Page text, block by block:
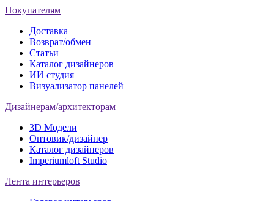
Покупателям
Доставка
Возврат/обмен
Статьи
Каталог дизайнеров
ИИ студия
Визуализатор панелей
Дизайнерам/архитекторам
3D Модели
Оптовик/дизайнер
Каталог дизайнеров
Imperiumloft Studio
Лента интерьеров